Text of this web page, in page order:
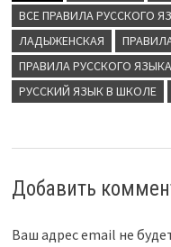
ВСЕ ПРАВИЛА РУССКОГО
ЛАДЫЖЕНСКАЯ
ПРАВИЛА РУССКОГО
РУССКИЙ ЯЗЫК В ШКОЛЕ
Добавить
Ваш адрес email не